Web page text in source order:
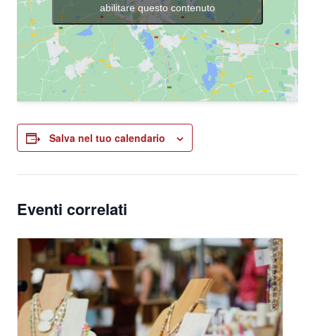
abilitare questo contenuto
Salva nel tuo calendario
Eventi correlati